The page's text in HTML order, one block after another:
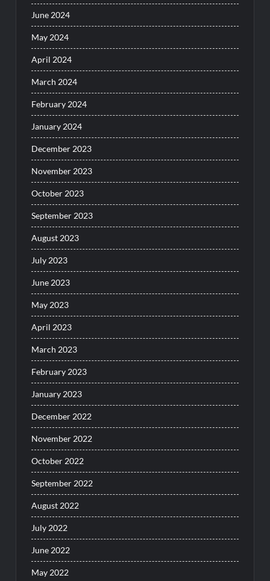
June 2024
May 2024
April 2024
March 2024
February 2024
January 2024
December 2023
November 2023
October 2023
September 2023
August 2023
July 2023
June 2023
May 2023
April 2023
March 2023
February 2023
January 2023
December 2022
November 2022
October 2022
September 2022
August 2022
July 2022
June 2022
May 2022